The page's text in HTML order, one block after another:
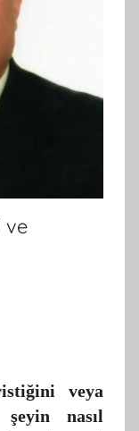
ve
veya
nasıl